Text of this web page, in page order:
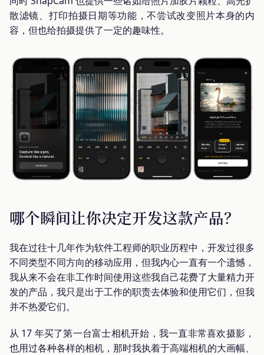
散滤镜、打印拍摄日期等功能，不尝试改变照片本身的内
容，但也给拍摄提供了一定的趣味性。
哪个瞬间让你决定开发这款产品？
我在过往十几年作为软件工程师的职业历程中，开发过很多
不同类型不同方向的移动应用，但我内心一直有一个遗憾，
我从来不会在非工作时间使用这些我自己花费了大量精力开
发的产品，我只是出于工作的职责去体验和使用它们，但我
并不热爱它们。
从 17 年买了第一台富士相机开始，我一直非常喜欢摄影，
也用过各种各样的相机，那时我执着于高端相机的大画幅、